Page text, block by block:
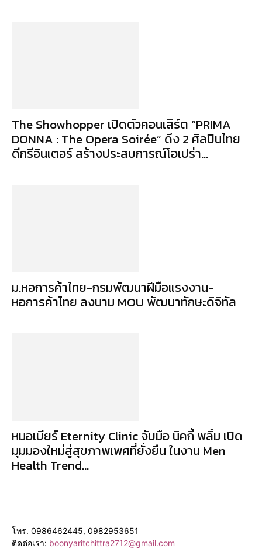
The Showhopper เปิดตัวคอนเสิร์ต “PRIMA
DONNA : The Opera Soirée” ดึง 2 ศิลปินไทย
ดีกรีอินเตอร์ สร้างประสบการณ์โอเปร่า...
ม.หอการค้าไทย-กรมพัฒนาฝีมือแรงงาน-
หอการค้าไทย ลงนาม MOU พัฒนาทักษะดิจิทัล
หมอเบียร์ Eternity Clinic จับมือ นิคกี้ พลิ้ม เปิด
มุมมองใหม่สู่สุขภาพเพศที่ยั่งยืน ในงาน Men
Health Trend...
โทร. 0986462445, 0982953651
ติดต่อเรา: boonyaritchittra2712@gmail.com